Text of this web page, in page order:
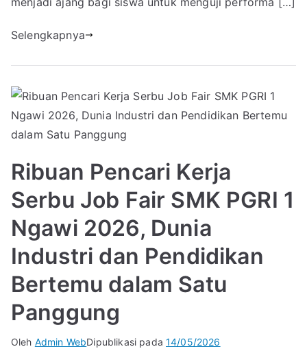
Selengkapnya
Ribuan Pencari Kerja
Serbu Job Fair SMK PGRI 1
Ngawi 2026, Dunia
Industri dan Pendidikan
Bertemu dalam Satu
Panggung
Oleh Admin WebDipublikasi pada 14/05/2026